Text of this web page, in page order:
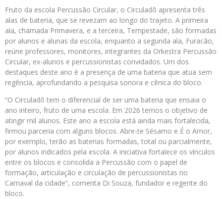
Fruto da escola Percussão Circular, o Circuladô apresenta três
alas de bateria, que se revezam ao longo do trajeto. A primeira
ala, chamada Primavera, e a terceira, Tempestade, são formadas
por alunos e alunas da escola, enquanto a segunda ala, Furacão,
reúne professores, monitores, integrantes da Orkestra Percussão
Circular, ex-alunos e percussionistas convidados. Um dos
destaques deste ano é a presença de uma bateria que atua sem
regência, aprofundando a pesquisa sonora e cênica do bloco.
“O Circuladô tem o diferencial de ser uma bateria que ensaia o
ano inteiro, fruto de uma escola. Em 2026 temos o objetivo de
atingir mil alunos. Este ano a escola está ainda mais fortalecida,
firmou parceria com alguns blocos. Abre-te Sésamo e É o Amor,
por exemplo, terão as baterias formadas, total ou parcialmente,
por alunos indicados pela escola. A iniciativa fortalece os vínculos
entre os blocos e consolida a Percussão com o papel de
formação, articulação e circulação de percussionistas no
Carnaval da cidade”, comenta Di Souza, fundador e regente do
bloco.